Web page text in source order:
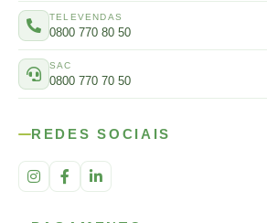
TELEVENDAS
0800 770 80 50
SAC
0800 770 70 50
REDES SOCIAIS